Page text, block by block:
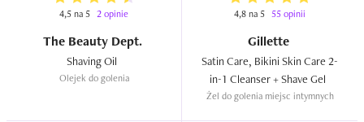
4,5 na 5 2 opinie
The Beauty Dept.
Olejek do golenia
4,8 na 5 55 opinii
Gillette
Satin Care, Bikini Skin Care 2-
Żel do golenia miejsc intymnych